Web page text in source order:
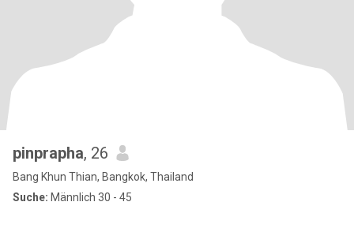
pinprapha, 26
Bang Khun Thian, Bangkok, Thailand
Suche: Männlich 30 - 45